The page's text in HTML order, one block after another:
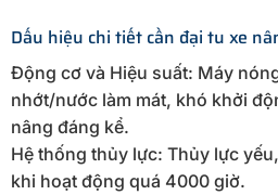
Dấu hiệu chi tiết cần đại tu xe
Động cơ và Hiệu suất: Máy
nhớt/nước làm mát, khó khởi
nâng đáng kể.
Hệ thống thủy lực: Thủy lực
khi hoạt động quá 4000 giờ.